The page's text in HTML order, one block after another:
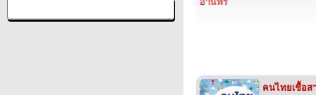
คนไทยเชื้อส